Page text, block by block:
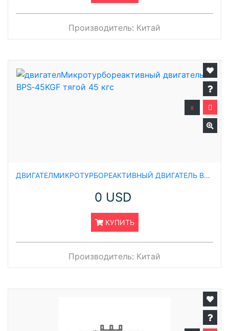
Производитель: Китай
ДВИГАТЕЛМИКРОТУРБОРЕАКТИВНЫЙ ДВИГАТЕЛЬ BPS‑45KGF ТЯГОЙ 45 КГС
0 USD
КУПИТЬ
x
Производитель: Китай